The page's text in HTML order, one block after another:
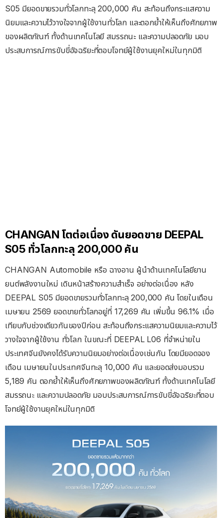
S05 มียอดขายรวมทั่วโลกทะลุ 200,000 คัน สะท้อนถึงกระแสความ
นิยมและความไว้วางใจจากผู้ใช้งานทั่วโลก และตอกย้ำให้เห็นถึงศักยภาพ
ของผลิตภัณฑ์ ทั้งด้านเทคโนโลยี สมรรถนะ และความปลอดภัย มอบ
ประสบการณ์การขับขี่อัจฉริยะที่ตอบโจทย์ผู้ใช้งานยุคใหม่ในทุกมิติ
CHANGAN โตต่อเนื่อง ดันยอดขาย DEEPAL
S05 ทั่วโลกทะลุ 200,000 คัน
CHANGAN Automobile หรือ ฉางอาน ผู้นำด้านเทคโนโลยียาน
ยนต์พลังงานใหม่ เดินหน้าสร้างความสำเร็จ อย่างต่อเนื่อง หลัง
DEEPAL S05 มียอดขายรวมทั่วโลกทะลุ 200,000 คัน โดยในเดือน
เมษายน 2569 ยอดขายทั่วโลกอยู่ที่ 17,269 คัน เพิ่มขึ้น 96.1% เมื่อ
เทียบกับช่วงเดียวกันของปีก่อน สะท้อนถึงกระแสความนิยมและความไว้
วางใจจากผู้ใช้งาน ทั่วโลก ในขณะที่ DEEPAL L06 ที่จำหน่ายใน
ประเทศจีนยังคงได้รับความนิยมอย่างต่อเนื่องเช่นกัน โดยมียอดจอง
เดือน เมษายนในประเทศจีนทะลุ 10,000 คัน และยอดส่งมอบรวม
5,189 คัน ตอกย้ำให้เห็นถึงศักยภาพของผลิตภัณฑ์ ทั้งด้านเทคโนโลยี
สมรรถนะ และความปลอดภัย มอบประสบการณ์การขับขี่อัจฉริยะที่ตอบ
โจทย์ผู้ใช้งานยุคใหม่ในทุกมิติ